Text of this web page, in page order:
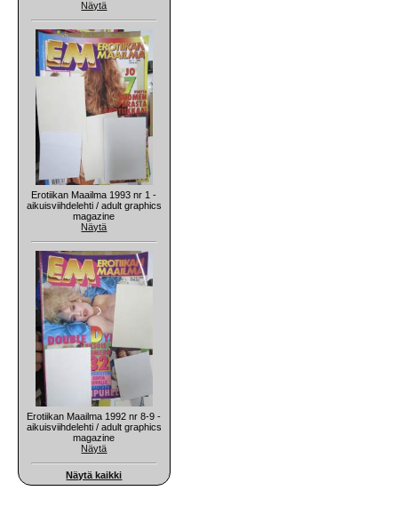
Näytä
Erotiikan Maailma 1993 nr 1 -
aikuisviihdelehti / adult graphics
magazine
Näytä
Erotiikan Maailma 1992 nr 8-9 -
aikuisviihdelehti / adult graphics
magazine
Näytä
Näytä kaikki